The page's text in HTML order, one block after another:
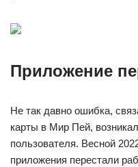
Приложение
Не так давно ошибка,
карты в Мир Пей,
пользователя. Весной
приложения перестали